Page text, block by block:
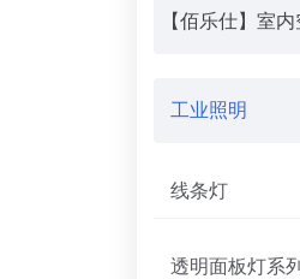
【佰乐仕】室
工业照明
线条灯
透明面板灯系列